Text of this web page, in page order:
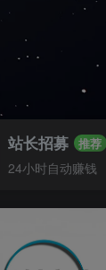
站长招募 推荐
24小时自动赚钱